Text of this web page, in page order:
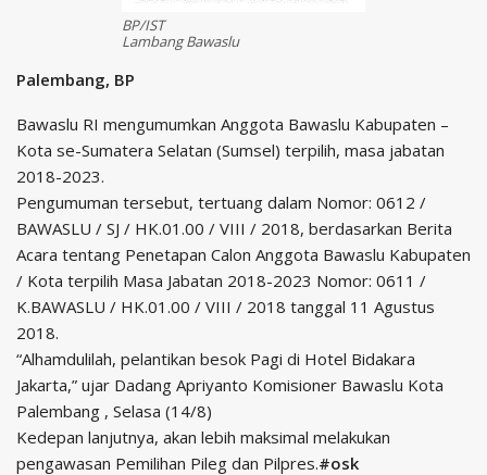
BP/IST
Lambang Bawaslu
Palembang, BP
Bawaslu RI mengumumkan Anggota Bawaslu Kabupaten –
Kota se-Sumatera Selatan (Sumsel) terpilih, masa jabatan
2018-2023.
Pengumuman tersebut, tertuang dalam Nomor: 0612 /
BAWASLU / SJ / HK.01.00 / VIII / 2018, berdasarkan Berita
Acara tentang Penetapan Calon Anggota Bawaslu Kabupaten
/ Kota terpilih Masa Jabatan 2018-2023 Nomor: 0611 /
K.BAWASLU / HK.01.00 / VIII / 2018 tanggal 11 Agustus
2018.
“Alhamdulilah, pelantikan besok Pagi di Hotel Bidakara
Jakarta,” ujar Dadang Apriyanto Komisioner Bawaslu Kota
Palembang , Selasa (14/8)
Kedepan lanjutnya, akan lebih maksimal melakukan
pengawasan Pemilihan Pileg dan Pilpres.#osk